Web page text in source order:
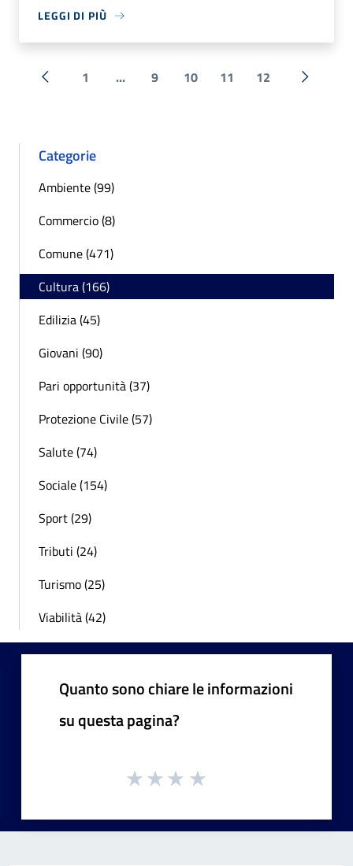
LEGGI DI PIÙ
« Precedente
1 ... 9 10 11 12
Categorie
Ambiente (99)
Commercio (8)
Comune (471)
Cultura (166)
Edilizia (45)
Giovani (90)
Pari opportunità (37)
Protezione Civile (57)
Salute (74)
Sociale (154)
Sport (29)
Tributi (24)
Turismo (25)
Viabilità (42)
Quanto sono chiare le informazioni
su questa pagina?